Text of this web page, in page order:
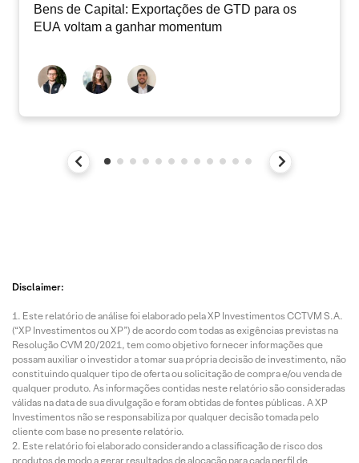
Bens de Capital: Exportações de GTD para os
EUA voltam a ganhar momentum
Disclaimer:
Este relatório de análise foi elaborado pela XP Investimentos CCTVM S.A.
(“XP Investimentos ou XP”) de acordo com todas as exigências previstas na
Resolução CVM 20/2021, tem como objetivo fornecer informações que
possam auxiliar o investidor a tomar sua própria decisão de investimento, não
constituindo qualquer tipo de oferta ou solicitação de compra e/ou venda de
qualquer produto. As informações contidas neste relatório são consideradas
válidas na data de sua divulgação e foram obtidas de fontes públicas. A XP
Investimentos não se responsabiliza por qualquer decisão tomada pelo
cliente com base no presente relatório.
Este relatório foi elaborado considerando a classificação de risco dos
produtos de modo a gerar resultados de alocação para cada perfil de